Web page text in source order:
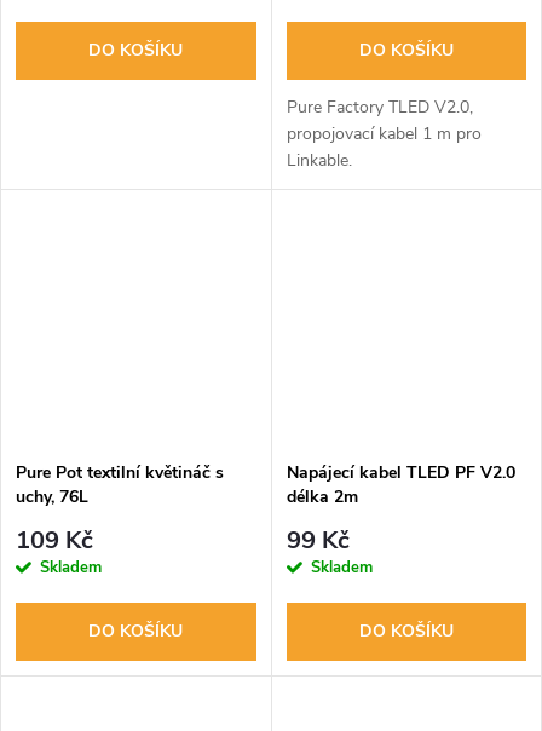
DO KOŠÍKU DO KOŠÍKU
Pure Factory TLED V2.0,
propojovací kabel 1 m pro
Linkable.
Pure Pot textilní květináč s
uchy, 76L
109 Kč
Skladem
DO KOŠÍKU
Napájecí kabel TLED PF V2.0
délka 2m
99 Kč
Skladem
DO KOŠÍKU